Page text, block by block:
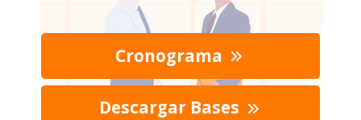
Cronograma
Descargar Bases